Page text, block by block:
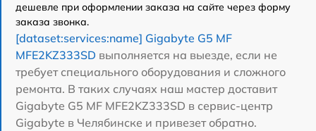
дешевле при оформлении заказа на сайте через форму
заказа звонка.
[dataset:services:name] Gigabyte G5 MF
MFE2KZ333SD выполняется на выезде, если не
требует специального оборудования и сложного
ремонта. В таких случаях наш мастер доставит
Gigabyte G5 MF MFE2KZ333SD в сервис-центр
Gigabyte в Челябинске и привезет обратно.